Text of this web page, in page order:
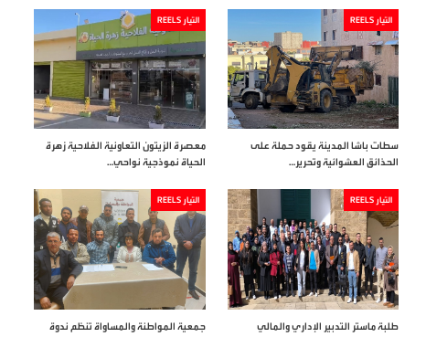
التيار REELS
سطات باشا المدينة يقود حملة على
الحذائق العشوائية وتحرير…
التيار REELS
معصرة الزيتون التعاونية الفلاحية زهرة
الحياة نموذجية نواحي…
التيار REELS
طلبة ماستر التدبير الإداري والمالي
التيار REELS
جمعية المواطنة والمساواة تنظم ندوة